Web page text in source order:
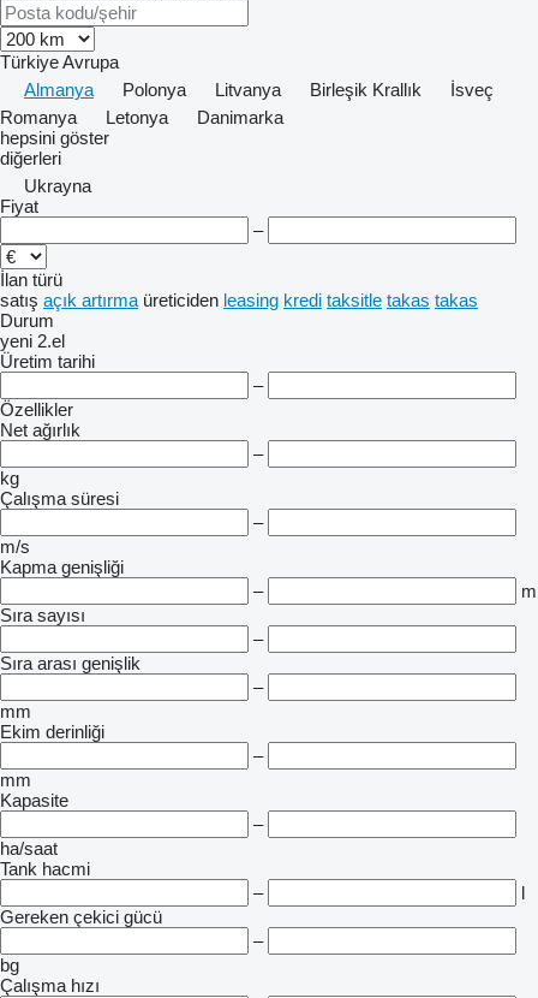
TürkiyeAvrupa
Almanya
Polonya Litvanya Birleşik Krallık
İsveç
Romanya
Letonya
Danimarka
hepsini göster
diğerleri
Ukrayna
Fiyat
–
İlan türü
satış açık artırma üreticiden leasing kredi taksitle takas takas
Durum
yeni 2.el
Üretim tarihi
–
Özellikler
Net ağırlık
–
kg
Çalışma süresi
–
m/s
Kapma genişliği
–
m
Sıra sayısı
–
Sıra arası genişlik
–
mm
Ekim derinliği
–
mm
Kapasite
–
ha/saat
Tank hacmi
–
l
Gereken çekici gücü
–
bg
Çalışma hızı